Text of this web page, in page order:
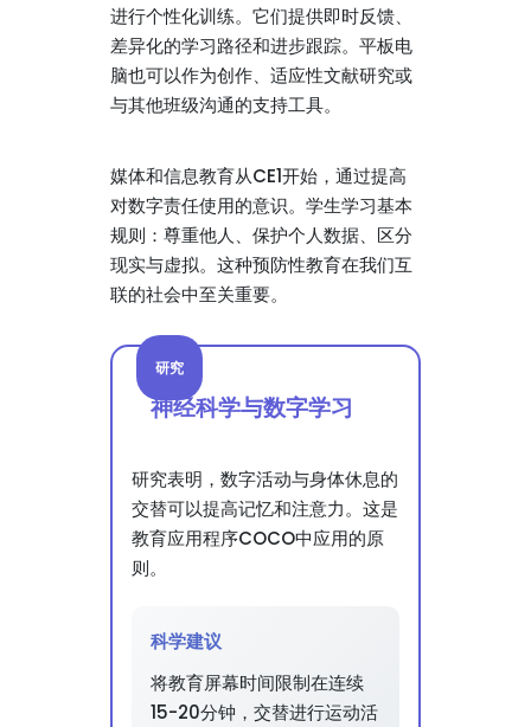
进行个性化训练。它们提供即时反馈、
差异化的学习路径和进步跟踪。平板电
脑也可以作为创作、适应性文献研究或
与其他班级沟通的支持工具。
媒体和信息教育从CE1开始，通过提高
对数字责任使用的意识。学生学习基本
规则：尊重他人、保护个人数据、区分
现实与虚拟。这种预防性教育在我们互
联的社会中至关重要。
研究
神经科学与数字学习
研究表明，数字活动与身体休息的
交替可以提高记忆和注意力。这是
教育应用程序COCO中应用的原
则。
科学建议
将教育屏幕时间限制在连续
15-20分钟，交替进行运动活